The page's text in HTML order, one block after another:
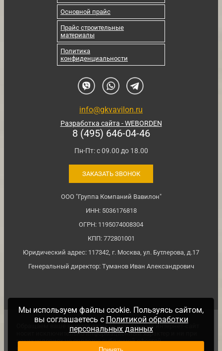
Основной прайс
Прайс строительные
материалы
Политика
конфиденциальности
info@gkvavilon.ru
Разработка сайта - WEBORDEN
8 (495) 646-04-46
Пн-Пт: с 09.00 до 18.00
ЗАКАЗАТЬ ЗВОНОК
ООО "Группа Компаний Вавилон"
ИНН: 5036176818
ОГРН: 1195074008304
КПП: 772801001
Юридический адрес: 117342, г. Москва, ул. Бутлерова, д.17
Генеральный директор: Туманов Иван Александрович
Обращаем ваше внимание на то, что данный интернет-сайт
носит исключительно информационный характер и ни при
каких условиях не является публичной офертой,
определяемой положениями ч. 2 ст. №437 Гражданского
Мы используем файлы cookie. Пользуясь сайтом,
вы соглашаетесь с Политикой обработки
персональных данных